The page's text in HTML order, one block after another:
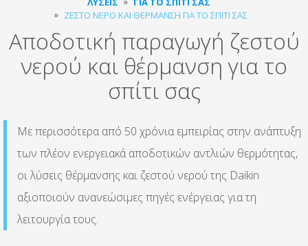
ΖΕΣΤΌ ΝΕΡΌ ΚΑΙ ΘΈΡΜΑΝΣΗ ΓΙΑ ΤΟ ΣΠΊΤΙ ΣΑΣ
Αποδοτική παραγωγή ζεστού
νερού και θέρμανση για το
σπίτι σας
Με περισσότερα από 50 χρόνια εμπειρίας στην ανάπτυξη
των πλέον ενεργειακά αποδοτικών αντλιών θερμότητας,
οι λύσεις θέρμανσης και ζεστού νερού της Daikin
αξιοποιούν ανανεώσιμες πηγές ενέργειας για τη
λειτουργία τους.